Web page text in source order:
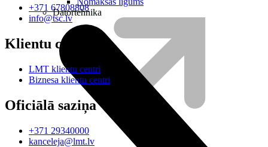
Datortehnika
+371 67808808
info@tsc.lv
Klientu centri
LMT klientu centri
Biznesa klientu centri
Oficiālā saziņa
+371 29340000
kanceleja@lmt.lv